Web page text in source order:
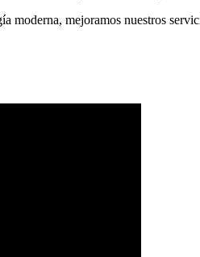
moderna, mejoramos nuestros